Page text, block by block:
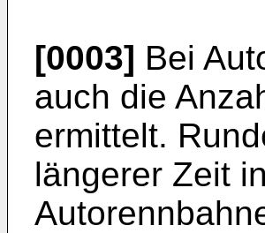
[0003] Bei
auch die
ermittelt.
längerer Zeit